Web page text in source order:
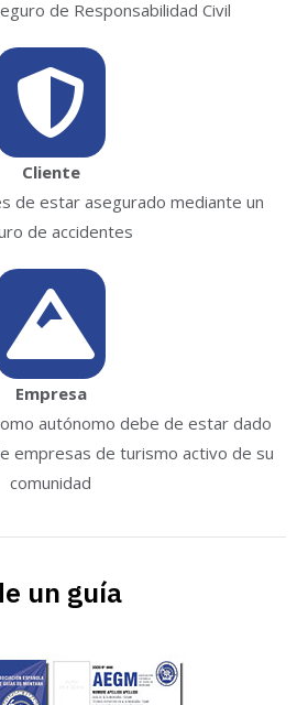
de Responsabilidad Civil
Cliente
de estar asegurado mediante un
de accidentes
Empresa
autónomo debe de estar dado
empresas de turismo activo de su
comunidad
un guía